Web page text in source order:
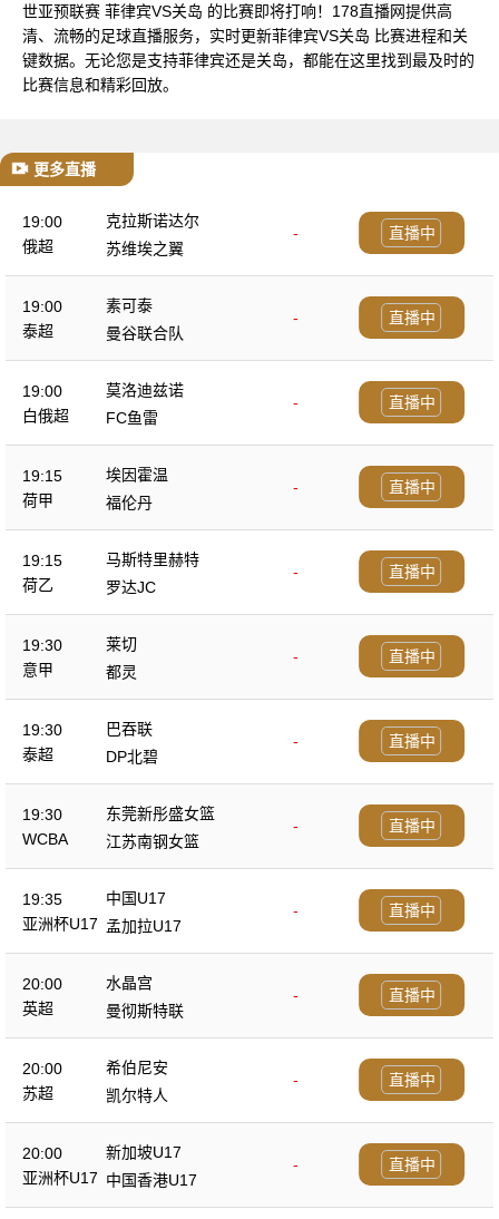
世亚预联赛 菲律宾VS关岛 的比赛即将打响！178直播网提供高
清、流畅的足球直播服务，实时更新菲律宾VS关岛 比赛进程和关
键数据。无论您是支持菲律宾还是关岛，都能在这里找到最及时的
比赛信息和精彩回放。
更多直播
19:00
俄超
克拉斯诺达尔
-
苏维埃之翼
直播中
19:00
泰超
素可泰
-
曼谷联合队
直播中
19:00
白俄超
莫洛迪兹诺
-
FC鱼雷
直播中
19:15
荷甲
埃因霍温
-
福伦丹
直播中
19:15
荷乙
马斯特里赫特
-
罗达JC
直播中
19:30
意甲
莱切
-
都灵
直播中
19:30
泰超
巴吞联
-
DP北碧
直播中
19:30
WCBA
东莞新彤盛女篮
-
江苏南钢女篮
直播中
19:35
亚洲杯U17
中国U17
-
孟加拉U17
直播中
20:00
英超
水晶宫
-
曼彻斯特联
直播中
20:00
苏超
希伯尼安
-
凯尔特人
直播中
20:00
亚洲杯U17
新加坡U17
-
中国香港U17
直播中